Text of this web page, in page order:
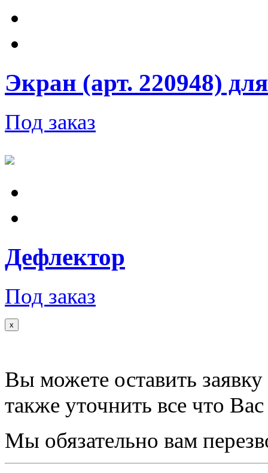
Экран (арт. 220948)
Под заказ
Дефлектор
Под заказ
x
Вы можете оставить
также уточнить все что Вас
Мы обязательно вам